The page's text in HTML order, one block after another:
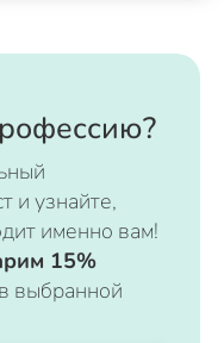
и узнайте,
именно вам!
15%
в выбранной